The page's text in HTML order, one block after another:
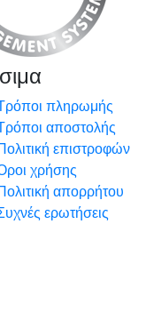
πληρωμής
αποστολής
επιστροφών
χρήσης
απορρήτου
ερωτήσεις